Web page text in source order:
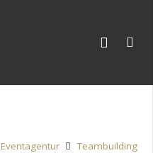
Eventagentur Teambuilding